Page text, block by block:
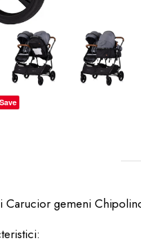
Save
Carucior gemeni